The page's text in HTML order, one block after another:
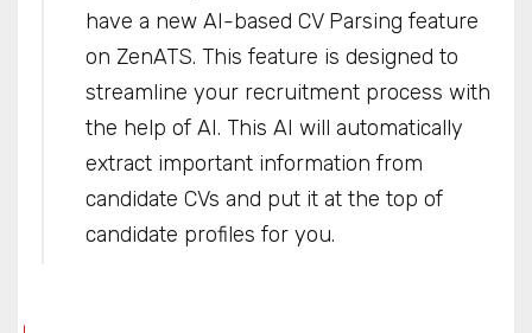
have a new AI-based CV Parsing feature
on ZenATS. This feature is designed to
streamline your recruitment process with
the help of AI. This AI will automatically
extract important information from
candidate CVs and put it at the top of
candidate profiles for you.